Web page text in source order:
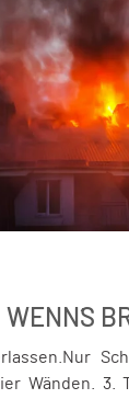
Wänden. 3.